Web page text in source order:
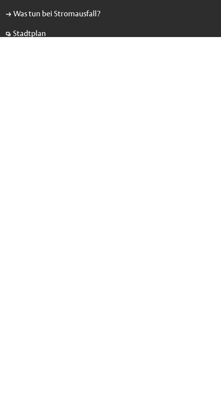
Was tun bei Stromausfall?
Stadtplan